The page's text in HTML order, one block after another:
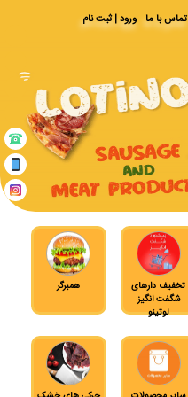
تماس با ما ورود | ثبت نام
تخفیف دارهای
شگفت انگیز
لوتینو
همبرگر